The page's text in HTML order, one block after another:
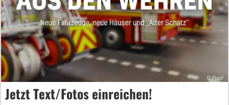
Jetzt Text/Fotos einreichen!